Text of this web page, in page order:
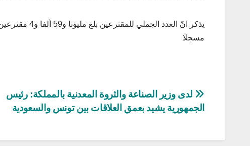
مسجلا
تصفّح
المقالات
لدى وزير الصناعة والثروة المعدنية بالمملكة: رئيس
الجمهورية يشيد بعمق العلاقات بين تونس والسعودية